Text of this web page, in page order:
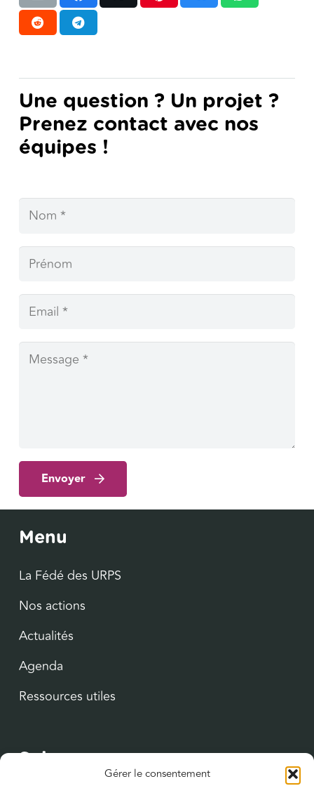
Gérer le consentement
Une question ? Un projet ?
Prenez contact avec nos
équipes !
Envoyer
Menu
La Fédé des URPS
Nos actions
Actualités
Agenda
Ressources utiles
Suivez-nous